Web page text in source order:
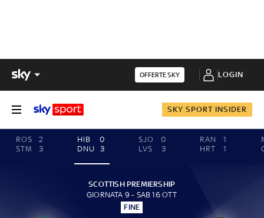
OFFERTE SKY LOGIN
SKY SPORT INSIDER
ROS
2
STM
3
HIB
0
DNU
3
SJO
0
LVS
3
RAN
1
HRT
1
SCOTTISH PREMIERSHIP
GIORNATA 9 - SAB 16 OTT
FINE